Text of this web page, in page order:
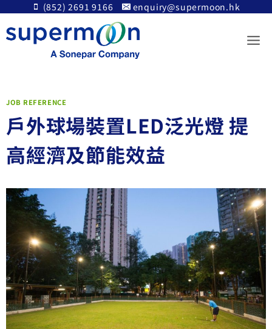
content
(852) 2691 9166 enquiry@supermoon.hk
JOB REFERENCE
戶外球場裝置LED泛光燈 提
高經濟及節能效益